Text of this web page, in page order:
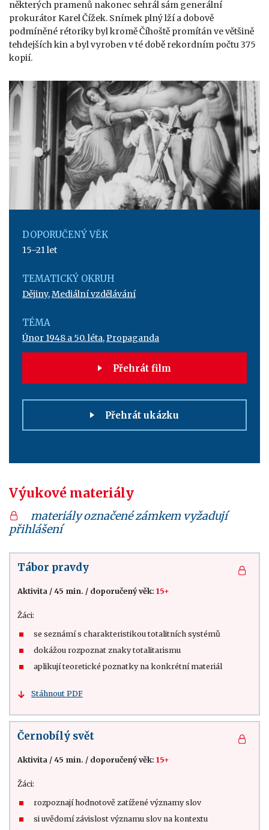
některých pramenů nakonec sehrál sám generální
prokurátor Karel Čížek. Snímek plný lží a dobově
podmíněné rétoriky byl kromě Číhoště promítán ve většině
tehdejších kin a byl vyroben v té době rekordním počtu 375
kopií.
DOPORUČENÝ VĚK
15–21 let
TEMATICKÝ OKRUH
Dějiny,Mediální vzdělávání
TÉMA
Únor 1948 a 50. léta,Propaganda
Přehrát film
Přehrát ukázku
Výukové materiály
materiály označené zámkem vyžadují
přihlášení
Tábor pravdy
Aktivita / 45 min. / doporučený věk: 15+
Žáci:
se seznámí s charakteristikou totalitních systémů
dokážou rozpoznat znaky totalitarismu
aplikují teoretické poznatky na konkrétní materiál
Stáhnout PDF
Černobílý svět
Aktivita / 45 min. / doporučený věk: 15+
Žáci:
rozpoznají hodnotově zatížené významy slov
si uvědomí závislost významu slov na kontextu